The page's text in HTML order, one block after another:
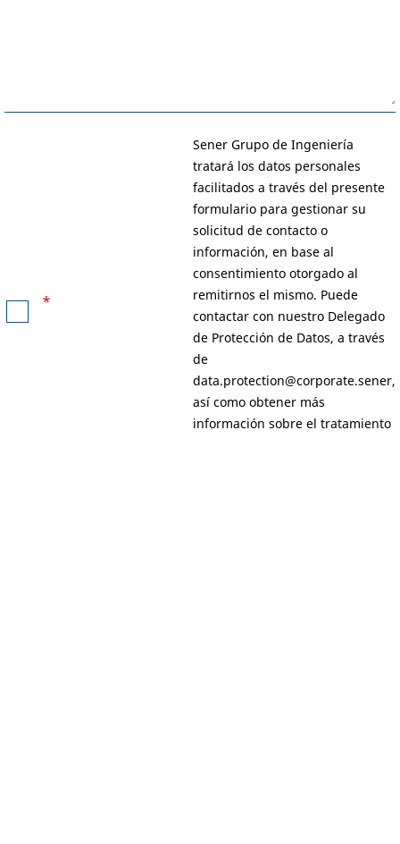
*
Sener Grupo de Ingeniería
tratará los datos personales
facilitados a través del presente
formulario para gestionar su
solicitud de contacto o
información, en base al
consentimiento otorgado al
remitirnos el mismo. Puede
contactar con nuestro Delegado
de Protección de Datos, a través
de
data.protection@corporate.sener,
así como obtener más
información sobre el tratamiento